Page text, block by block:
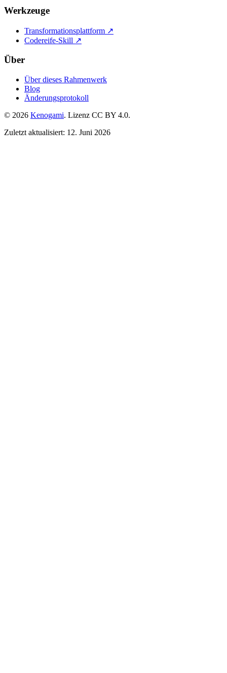
Werkzeuge
Transformationsplattform ↗
Codereife-Skill ↗
Über
Über dieses Rahmenwerk
Blog
Änderungsprotokoll
© 2026 Kenogami. Lizenz CC BY 4.0.
Zuletzt aktualisiert: 12. Juni 2026